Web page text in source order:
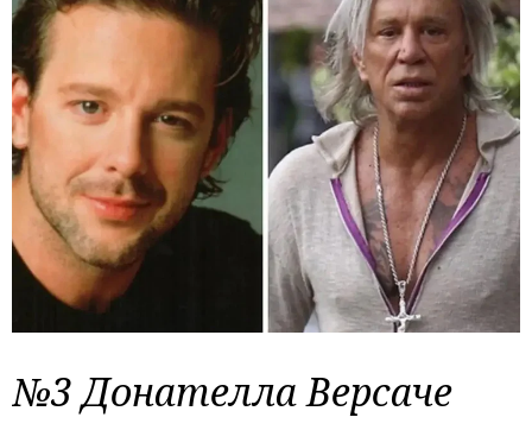
№3 Донателла Версаче